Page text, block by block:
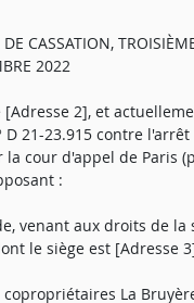
CASSATION,
2022
2], et
21-23.915 contre
la cour d'appel de Paris
:
venant aux droits de la
le siège est [Adresse
La